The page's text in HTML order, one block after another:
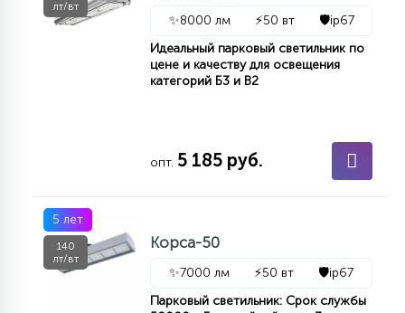
лт/вт
✨8000 лм ⚡50 вт 🛡️ip67
Идеальный парковый светильник по
цене и качеству для освещения
категорий Б3 и В2
опт. 5 185 руб.
5 лет
140
лт/вт
Корса-50
✨7000 лм ⚡50 вт 🛡️ip67
Парковый светильник: Срок службы